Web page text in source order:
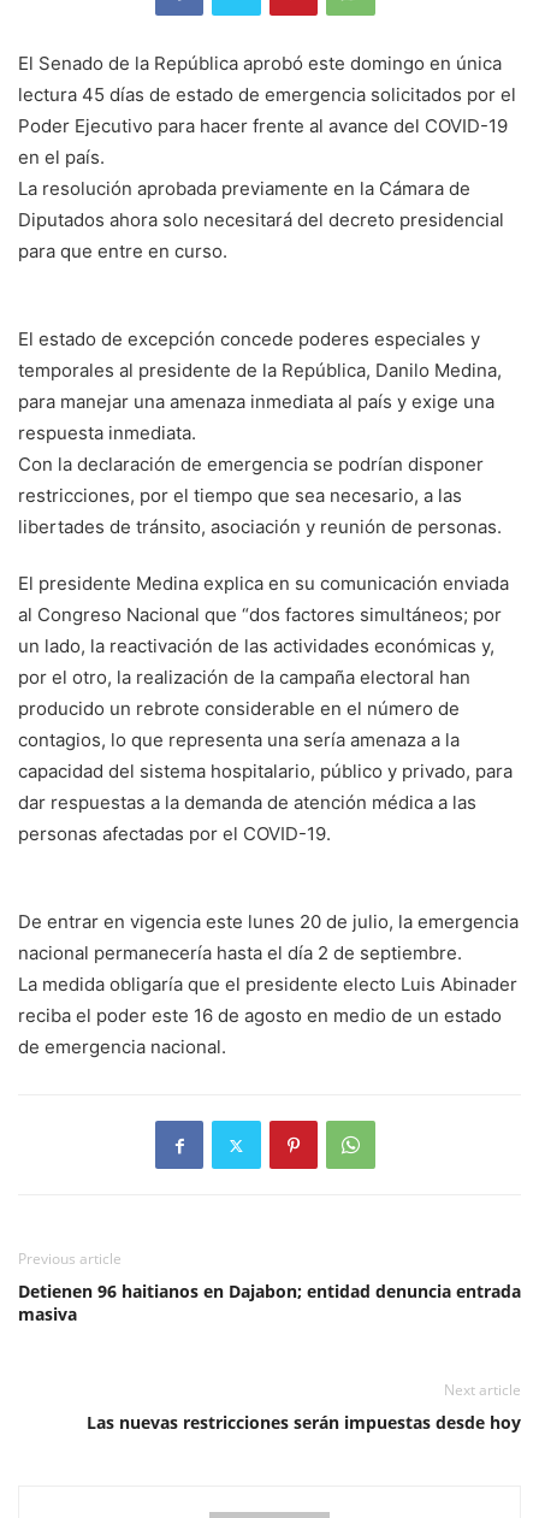
El Senado de la República aprobó este domingo en única
lectura 45 días de estado de emergencia solicitados por el
Poder Ejecutivo para hacer frente al avance del COVID-19
en el país.
La resolución aprobada previamente en la Cámara de
Diputados ahora solo necesitará del decreto presidencial
para que entre en curso.
El estado de excepción concede poderes especiales y
temporales al presidente de la República, Danilo Medina,
para manejar una amenaza inmediata al país y exige una
respuesta inmediata.
Con la declaración de emergencia se podrían disponer
restricciones, por el tiempo que sea necesario, a las
libertades de tránsito, asociación y reunión de personas.
El presidente Medina explica en su comunicación enviada
al Congreso Nacional que “dos factores simultáneos; por
un lado, la reactivación de las actividades económicas y,
por el otro, la realización de la campaña electoral han
producido un rebrote considerable en el número de
contagios, lo que representa una sería amenaza a la
capacidad del sistema hospitalario, público y privado, para
dar respuestas a la demanda de atención médica a las
personas afectadas por el COVID-19.
De entrar en vigencia este lunes 20 de julio, la emergencia
nacional permanecería hasta el día 2 de septiembre.
La medida obligaría que el presidente electo Luis Abinader
reciba el poder este 16 de agosto en medio de un estado
de emergencia nacional.
Previous article
Detienen 96 haitianos en Dajabon; entidad denuncia entrada
masiva
Next article
Las nuevas restricciones serán impuestas desde hoy